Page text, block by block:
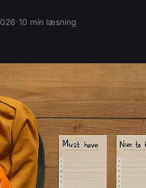
·10 min læsning